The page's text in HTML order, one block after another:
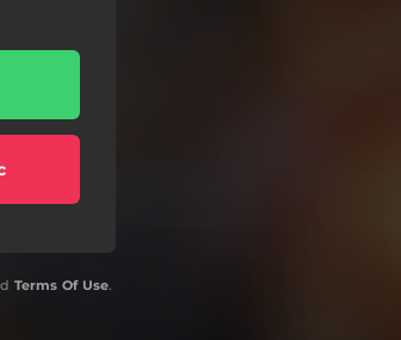
Terms Of Use.